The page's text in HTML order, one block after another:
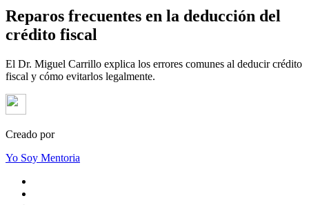
Reparos frecuentes en la deducción del
crédito fiscal
El Dr. Miguel Carrillo explica los errores comunes al deducir crédito
fiscal y cómo evitarlos legalmente.
Creado por
Yo Soy Mentoria